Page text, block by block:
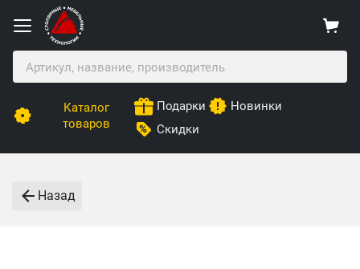
Каталог
товаров
Подарки
Новинки
Скидки
Назад